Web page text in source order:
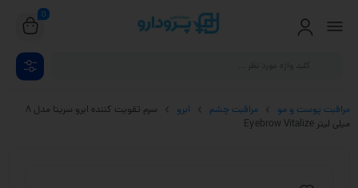
0
مراقبت پوست و مو مراقبت چشم ابرو
سرم تقویت کننده ابرو سریتا مدل 8
میلی لیتر Eyebrow Vitalize